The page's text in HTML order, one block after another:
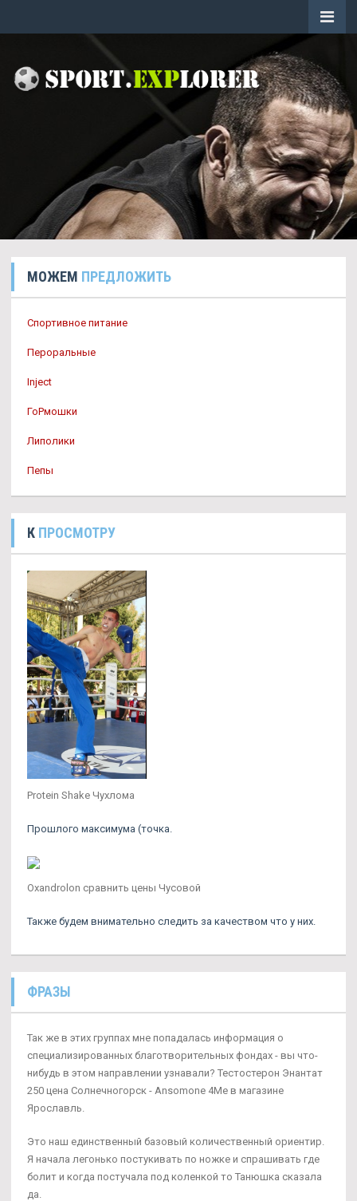
МОЖЕМ ПРЕДЛОЖИТЬ
Спортивное питание
Пероральные
Inject
ГоРмошки
Липолики
Пепы
К ПРОСМОТРУ
Protein Shake Чухлома
Прошлого максимума (точка.
Oxandrolon сравнить цены Чусовой
Также будем внимательно следить за качеством что у них.
ФРАЗЫ
Так же в этих группах мне попадалась информация о
специализированных благотворительных фондах - вы что-
нибудь в этом направлении узнавали? Тестостерон Энантат
250 цена Солнечногорск - Ansomone 4Me в магазине
Ярославль.
Это наш единственный базовый количественный ориентир.
Я начала легонько постукивать по ножке и спрашивать где
болит и когда постучала под коленкой то Танюшка сказала
да.